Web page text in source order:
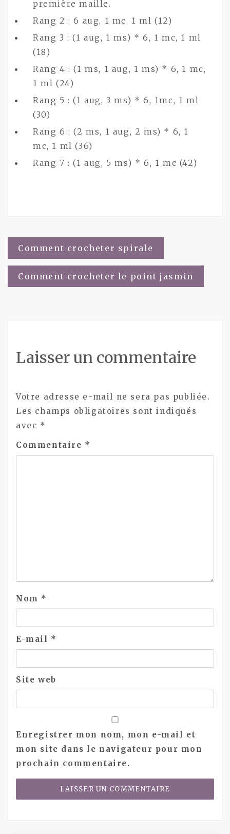
première maille.
Rang 2 : 6 aug, 1 mc, 1 ml (12)
Rang 3 : (1 aug, 1 ms) * 6, 1 mc, 1 ml
(18)
Rang 4 : (1 ms, 1 aug, 1 ms) * 6, 1 mc,
1 ml (24)
Rang 5 : (1 aug, 3 ms) * 6, 1mc, 1 ml
(30)
Rang 6 : (2 ms, 1 aug, 2 ms) * 6, 1
mc, 1 ml (36)
Rang 7 : (1 aug, 5 ms) * 6, 1 mc (42)
Navigation
de
Comment crocheter spirale
Comment crocheter le point jasmin
Laisser un commentaire
Votre adresse e-mail ne sera pas publiée.
Les champs obligatoires sont indiqués
avec *
Commentaire *
Nom *
E-mail *
Site web
Enregistrer mon nom, mon e-mail et
mon site dans le navigateur pour mon
prochain commentaire.